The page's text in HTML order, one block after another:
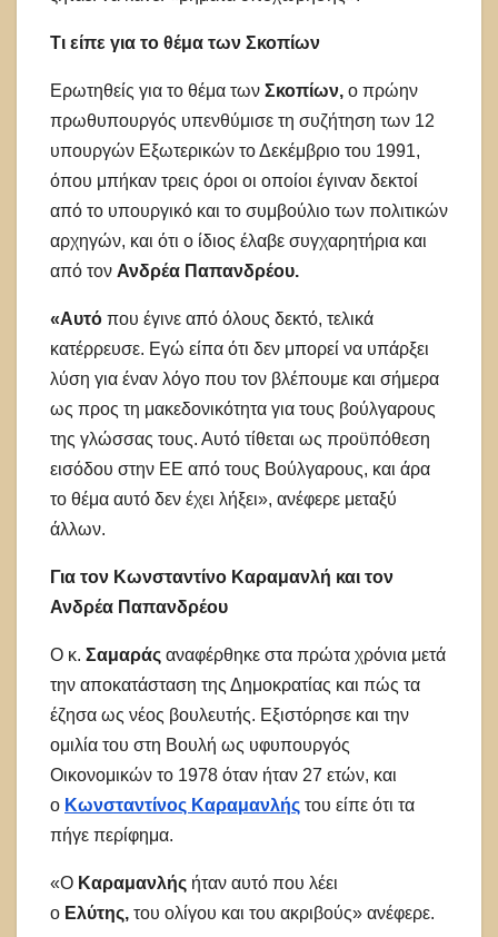
Τι είπε για το θέμα των Σκοπίων
Ερωτηθείς για το θέμα των Σκοπίων, ο πρώην
πρωθυπουργός υπενθύμισε τη συζήτηση των 12
υπουργών Εξωτερικών το Δεκέμβριο του 1991,
όπου μπήκαν τρεις όροι οι οποίοι έγιναν δεκτοί
από το υπουργικό και το συμβούλιο των πολιτικών
αρχηγών, και ότι ο ίδιος έλαβε συγχαρητήρια και
από τον Ανδρέα Παπανδρέου.
«Αυτό που έγινε από όλους δεκτό, τελικά
κατέρρευσε. Εγώ είπα ότι δεν μπορεί να υπάρξει
λύση για έναν λόγο που τον βλέπουμε και σήμερα
ως προς τη μακεδονικότητα για τους βούλγαρους
της γλώσσας τους. Αυτό τίθεται ως προϋπόθεση
εισόδου στην ΕΕ από τους Βούλγαρους, και άρα
το θέμα αυτό δεν έχει λήξει», ανέφερε μεταξύ
άλλων.
Για τον Κωνσταντίνο Καραμανλή και τον
Ανδρέα Παπανδρέου
Ο κ. Σαμαράς αναφέρθηκε στα πρώτα χρόνια μετά
την αποκατάσταση της Δημοκρατίας και πώς τα
έζησα ως νέος βουλευτής. Εξιστόρησε και την
ομιλία του στη Βουλή ως υφυπουργός
Οικονομικών το 1978 όταν ήταν 27 ετών, και
ο Κωνσταντίνος Καραμανλής του είπε ότι τα
πήγε περίφημα.
«Ο Καραμανλής ήταν αυτό που λέει
ο Ελύτης, του ολίγου και του ακριβούς» ανέφερε.